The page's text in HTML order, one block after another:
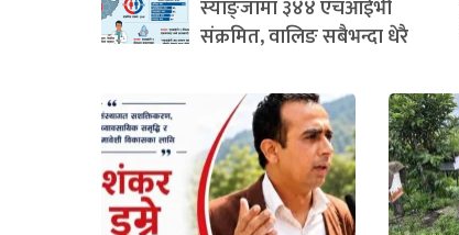
स्याङ्जामा ३४४ एचआईभी
संक्रमित, वालिङ सबैभन्दा धेरै